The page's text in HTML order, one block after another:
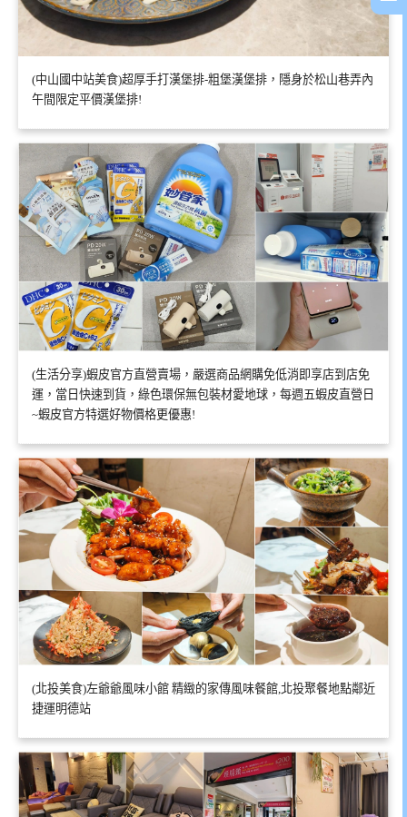
(中山國中站美食)超厚手打漢堡排-粗堡漢堡排，隱身於松山巷弄內
午間限定平價漢堡排!
(生活分享)蝦皮官方直營賣場，嚴選商品網購免低消即享店到店免
運，當日快速到貨，綠色環保無包裝材愛地球，每週五蝦皮直營日
~蝦皮官方特選好物價格更優惠!
(北投美食)左爺爺風味小館 精緻的家傳風味餐館,北投聚餐地點鄰近
捷運明德站